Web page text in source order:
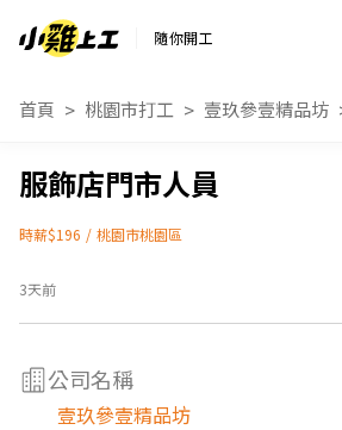
隨你開工
首頁 桃園市打工 壹玖參壹精品坊
服飾店門市人員
時薪$196 / 桃園市桃園區
3天前
公司名稱
壹玖參壹精品坊